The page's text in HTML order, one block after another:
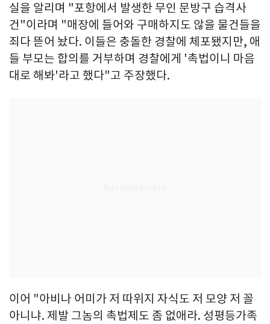
실을 알리며 "포항에서 발생한 무인 문방구 습격사
건"이라며 "매장에 들어와 구매하지도 않을 물건들을
죄다 뜯어 놨다. 이들은 충돌한 경찰에 체포됐지만, 애
들 부모는 합의를 거부하며 경찰에게 '촉법이니 마음
대로 해봐'라고 했다"고 주장했다.
이어 "아비나 어미가 저 따위지 자식도 저 모양 저 꼴
아니냐. 제발 그놈의 촉법제도 좀 없애라. 성평등가족